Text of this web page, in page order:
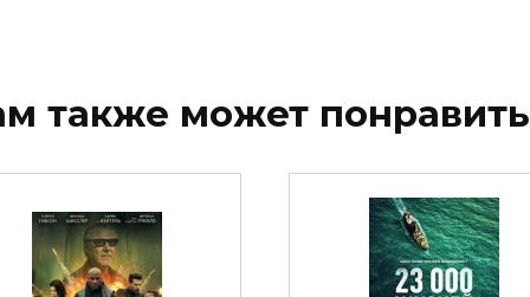
также может